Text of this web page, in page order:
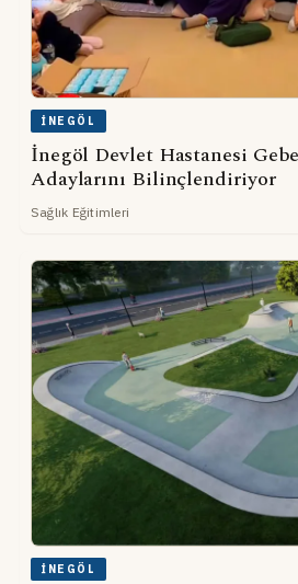
İNEGÖL
İnegöl Devlet Hastanesi
Adaylarını Bilinçlendiriyor
Sağlık Eğitimleri
İNEGÖL